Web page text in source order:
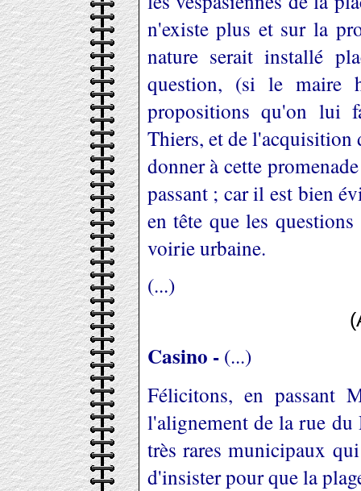
n'existe plus et sur la
nature serait installé
question, (si le maire
propositions qu'on lui
Thiers, et de l'acquisition
donner à cette
passant ; car il est bien
en tête que les
voirie urbaine.
(...)
Casino -(...)
Félicitons, en passant
l'alignement de la rue du
très rares municipaux
d'insister pour que la